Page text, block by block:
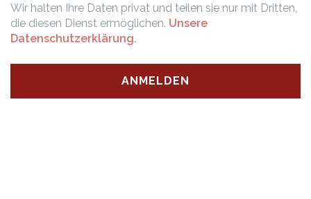
Wir halten Ihre Daten privat und teilen sie nur mit Dritten,
die diesen Dienst ermöglichen. Unsere
Datenschutzerklärung.